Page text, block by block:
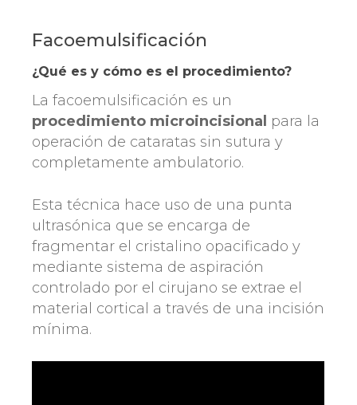
Facoemulsificación
¿Qué es y cómo es el procedimiento?
La facoemulsificación es un
procedimiento microincisional para la
operación de cataratas sin sutura y
completamente ambulatorio.
Esta técnica hace uso de una punta
ultrasónica que se encarga de
fragmentar el cristalino opacificado y
mediante sistema de aspiración
controlado por el cirujano se extrae el
material cortical a través de una incisión
mínima.